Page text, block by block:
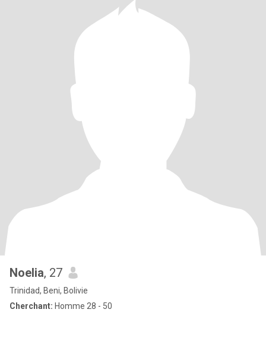
Noelia, 27
Trinidad, Beni, Bolivie
Cherchant: Homme 28 - 50